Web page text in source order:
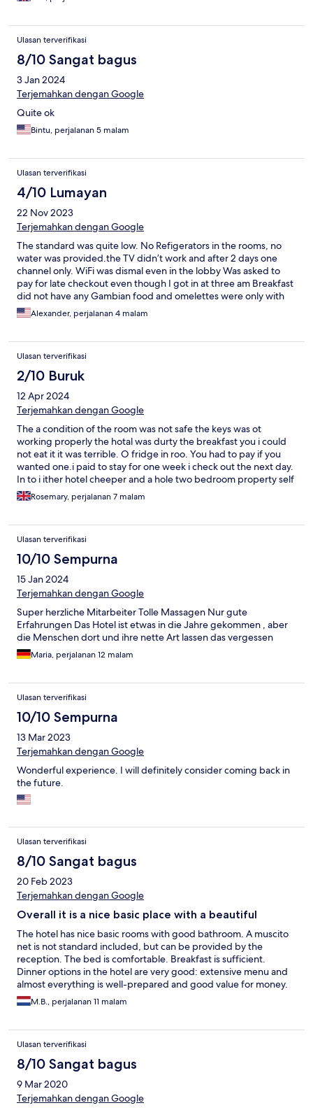
Ulasan terverifikasi
8/10 Sangat bagus
3 Jan 2024
Terjemahkan dengan Google
Quite ok
Bintu, perjalanan 5 malam
Ulasan terverifikasi
4/10 Lumayan
22 Nov 2023
Terjemahkan dengan Google
The standard was quite low. No Refigerators in the rooms, no
water was provided.the TV didn’t work and after 2 days one
channel only. WiFi was dismal even in the lobby Was asked to
pay for late checkout even though I got in at three am Breakfast
did not have any Gambian food and omelettes were only with
onions and nothing else
Alexander, perjalanan 4 malam
Ulasan terverifikasi
2/10 Buruk
12 Apr 2024
Terjemahkan dengan Google
The a condition of the room was not safe the keys was ot
working properly the hotal was durty the breakfast you i could
not eat it it was terrible. O fridge in roo. You had to pay if you
wanted one.i paid to stay for one week i check out the next day.
In to i ither hotel cheeper and a hole two bedroom property self
contained i would not recommend this hotal the manger was
rude. And no refund. Very bad experiences
Rosemary, perjalanan 7 malam
Ulasan terverifikasi
10/10 Sempurna
15 Jan 2024
Terjemahkan dengan Google
Super herzliche Mitarbeiter Tolle Massagen Nur gute
Erfahrungen Das Hotel ist etwas in die Jahre gekommen , aber
die Menschen dort und ihre nette Art lassen das vergessen
Maria, perjalanan 12 malam
Ulasan terverifikasi
10/10 Sempurna
13 Mar 2023
Terjemahkan dengan Google
Wonderful experience. I will definitely consider coming back in
the future.
Ulasan terverifikasi
8/10 Sangat bagus
20 Feb 2023
Terjemahkan dengan Google
Overall it is a nice basic place with a beautiful
The hotel has nice basic rooms with good bathroom. A muscito
net is not standard included, but can be provided by the
reception. The bed is comfortable. Breakfast is sufficient.
Dinner options in the hotel are very good: extensive menu and
almost everything is well-prepared and good value for money.
The beach place is nice, however, at the beach you will be
approached by many locals who want to sell something or just
M.B., perjalanan 11 malam
Ulasan terverifikasi
8/10 Sangat bagus
9 Mar 2020
Terjemahkan dengan Google